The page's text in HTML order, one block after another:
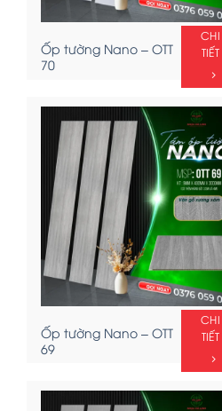
Ốp tường Nano – OTT
70
CHI
TIẾT
Ốp tường Nano – OTT
69
CHI
TIẾT